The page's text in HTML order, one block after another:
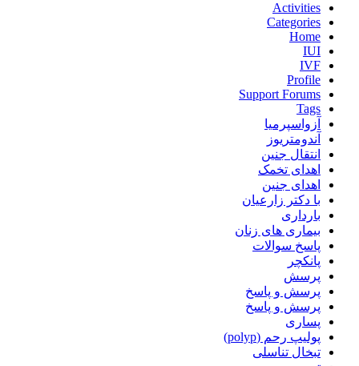
Activities
Categories
Home
IUI
IVF
Profile
Support Forums
Tags
آزواسپرمیا
آندومتریوز
انتقال جنین
اهدای تخمک
اهدای جنین
با دکتر زارعیان
بارداری
بیماری های زنان
پاسخ سوالات
پانکچر
پرسش
پرسش و پاسخ
پرسش و پاسخ
پساری
پولیپ رحم (polyp)
تبخال تناسلی